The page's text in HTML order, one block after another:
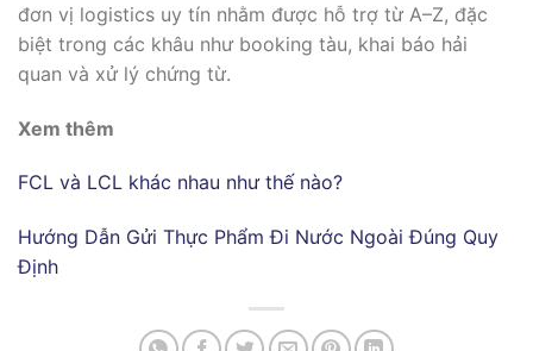
đơn vị logistics uy tín nhằm được hỗ trợ từ A–Z, đặc
biệt trong các khâu như booking tàu, khai báo hải
quan và xử lý chứng từ.
Xem thêm
FCL và LCL khác nhau như thế nào?
Hướng Dẫn Gửi Thực Phẩm Đi Nước Ngoài Đúng Quy
Định